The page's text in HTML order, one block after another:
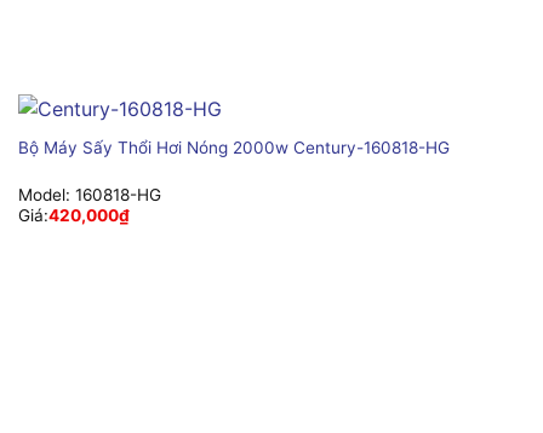
Bộ Máy Sấy Thổi Hơi Nóng 2000w Century-160818-HG
Model: 160818-HG
Giá:420,000₫